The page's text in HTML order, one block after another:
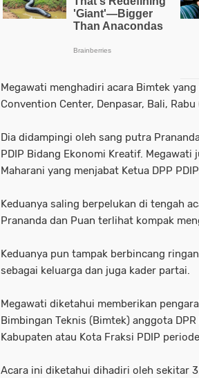
Megawati menghadiri acara Bimtek
Convention Center, Denpasar, Bali,
Dia didampingi oleh sang putra
PDIP Bidang Ekonomi Kreatif. Megawati
Maharani yang menjabat Ketua DPP
Keduanya saling berpelukan di tengah
Prananda dan Puan terlihat kompak
Keduanya pun tampak berbincang
sebagai keluarga dan juga kader partai.
Megawati diketahui memberikan
Bimbingan Teknis (Bimtek) anggota
Kabupaten atau Kota Fraksi PDIP
Acara ini diketahui dihadiri oleh sekitar